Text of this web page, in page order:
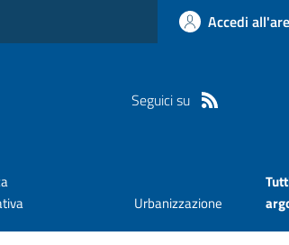
Accedi
Seguici su
Urbanizzazione